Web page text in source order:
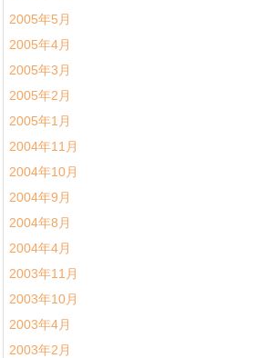
2005年5月
2005年4月
2005年3月
2005年2月
2005年1月
2004年11月
2004年10月
2004年9月
2004年8月
2004年4月
2003年11月
2003年10月
2003年4月
2003年2月